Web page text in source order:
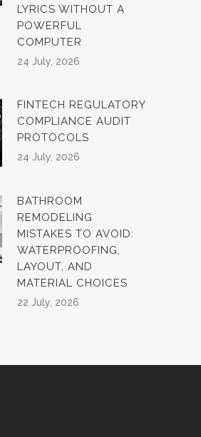
LYRICS WITHOUT A
POWERFUL
COMPUTER
24 July, 2026
FINTECH REGULATORY
COMPLIANCE AUDIT
PROTOCOLS
24 July, 2026
BATHROOM
REMODELING
MISTAKES TO AVOID:
WATERPROOFING,
LAYOUT, AND
MATERIAL CHOICES
22 July, 2026